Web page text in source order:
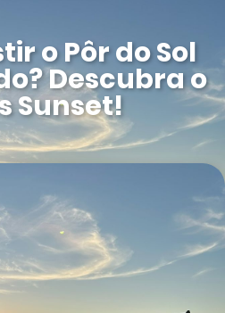
o Pôr do Sol
Descubra o
Sunset!